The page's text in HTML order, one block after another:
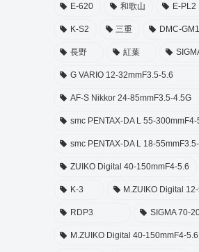
E-620 和歌山 E-PL2
K-S2 三重 DMC-
長野 紅葉
G VARIO 12-32mmF3.5-5.6
AF-S Nikkor 24-85mmF3.5-4.5G
smc PENTAX-DA L 55-300mmF4-
smc PENTAX-DA L 18-55mmF3.5-
ZUIKO Digital 40-150mmF4-5.6
K-3 M.ZUIKO Digital
RDP3 SIGMA 70-
M.ZUIKO Digital 40-150mmF4-